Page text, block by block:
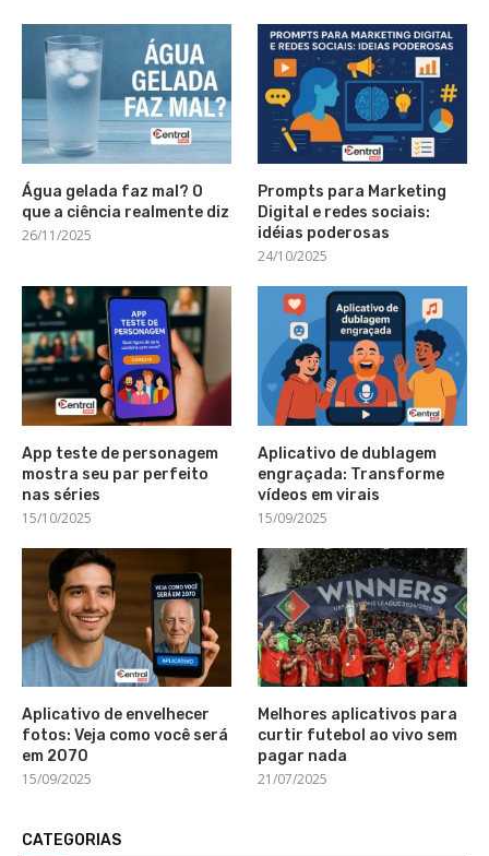
Água gelada faz mal? O
que a ciência realmente diz
26/11/2025
Prompts para Marketing
Digital e redes sociais:
idéias poderosas
24/10/2025
App teste de personagem
mostra seu par perfeito
nas séries
15/10/2025
Aplicativo de dublagem
engraçada: Transforme
vídeos em virais
15/09/2025
Aplicativo de envelhecer
fotos: Veja como você será
em 2070
15/09/2025
Melhores aplicativos para
curtir futebol ao vivo sem
pagar nada
21/07/2025
CATEGORIAS